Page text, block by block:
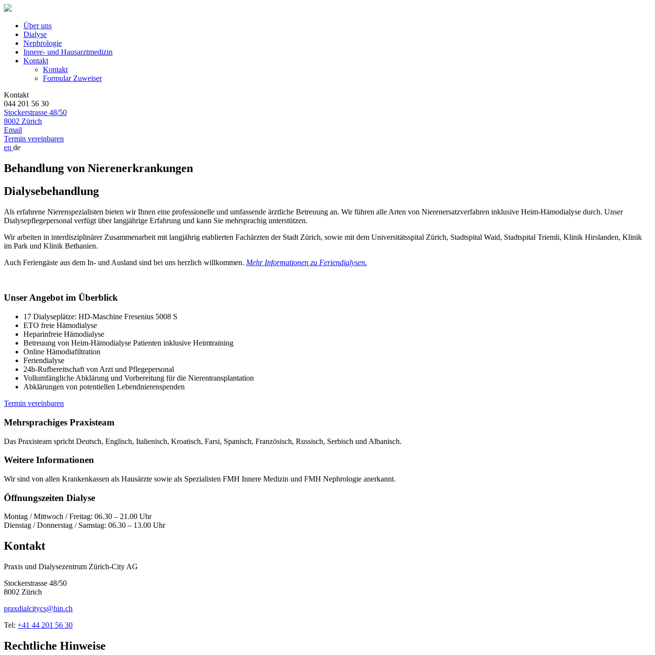
Über uns
Dialyse
Nephrologie
Innere- und Hausarztmedizin
Kontakt
Kontakt
Formular Zuweiser
Kontakt
044 201 56 30
Stockerstrasse 48/50
8002 Zürich
Email
Termin vereinbaren
en de
Behandlung von Nierenerkrankungen
Dialysebehandlung
Als erfahrene Nierenspezialisten bieten wir Ihnen eine professionelle und umfassende ärztliche Betreuung an. Wir führen alle Arten von Nierenersatzverfahren inklusive Heim-Hämodialyse durch. Unser
Dialysepflegepersonal verfügt über langjährige Erfahrung und kann Sie mehrsprachig unterstützen.
Wir arbeiten in interdisziplinärer Zusammenarbeit mit langjährig etablierten Fachärzten der Stadt Zürich, sowie mit dem Universitätsspital Zürich, Stadtspital Waid, Stadtspital Triemli, Klinik Hirslanden, Klinik
im Park und Klinik Bethanien.
Auch Feriengäste aus dem In- und Ausland sind bei uns herzlich willkommen. Mehr Informationen zu Feriendialysen.
Unser Angebot im Überblick
17 Dialyseplätze: HD-Maschine Fresenius 5008 S
ETO freie Hämodialyse
Heparinfreie Hämodialyse
Betreuung von Heim-Hämodialyse Patienten inklusive Heimtraining
Online Hämodiafiltration
Feriendialyse
24h-Rufbereitschaft von Arzt und Pflegepersonal
Vollumfängliche Abklärung und Vorbereitung für die Nierentransplantation
Abklärungen von potentiellen Lebendnierenspenden
Termin vereinbaren
Mehrsprachiges Praxisteam
Das Praxisteam spricht Deutsch, Englisch, Italienisch, Kroatisch, Farsi, Spanisch, Französisch, Russisch, Serbisch und Albanisch.
Weitere Informationen
Wir sind von allen Krankenkassen als Hausärzte sowie als Spezialisten FMH Innere Medizin und FMH Nephrologie anerkannt.
Öffnungszeiten Dialyse
Montag / Mittwoch / Freitag: 06.30 – 21.00 Uhr
Dienstag / Donnerstag / Samstag: 06.30 – 13.00 Uhr
Kontakt
Praxis und Dialysezentrum Zürich-City AG
Stockerstrasse 48/50
8002 Zürich
praxdialcitycs@hin.ch
Tel: +41 44 201 56 30
Rechtliche Hinweise